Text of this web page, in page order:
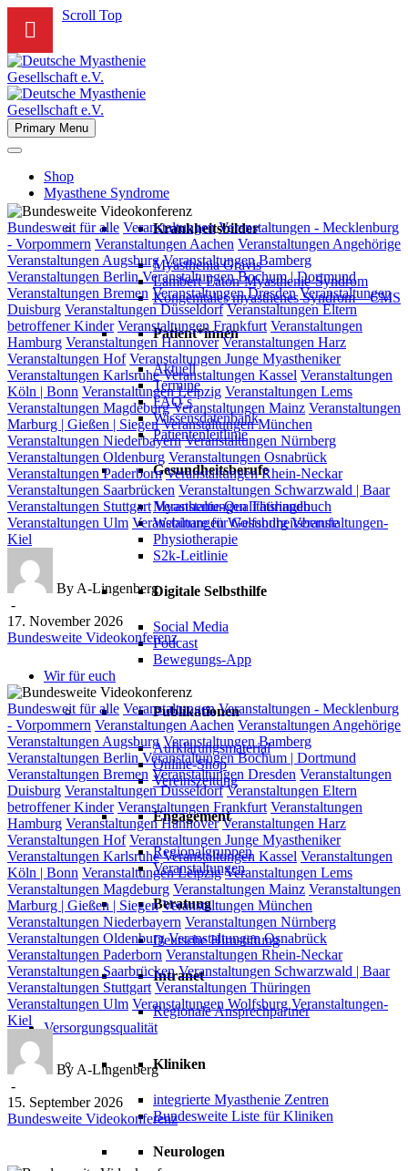
Scroll Top
Primary Menu
Shop
Myasthene Syndrome
Krankheitsbilder
Myasthenia Gravis
Lambert-Eaton-Myasthenie-Syndrom
Kongenitales myasthenes Syndrom – CMS
Patient*innen
Aktuell
Termine
FAQ´s
Wissensdatenbank
Patientenleitlinie
Gesundheitsberufe
Myasthenie-Qualitätshandbuch
Webinare für Gesundheitsberufe
Physiotherapie
S2k-Leitlinie
Digitale Selbsthilfe
Social Media
Podcast
Bewegungs-App
Wir für euch
Publikationen
Aufklärungsmaterial
Online-Shop
Vereinszeitung
Engagement
Regionalgruppen
Veranstaltungen
Beratung
Deutsche Hirnstiftung
Intranet
Regionale Ansprechpartner
Versorgungsqualität
Kliniken
integrierte Myasthenie Zentren
Bundesweite Liste für Kliniken
Neurologen
Bundesweite
Videokonferenz
Bundesweit für alle Veranstaltungen Veranstaltungen - Mecklenburg
- Vorpommern Veranstaltungen Aachen Veranstaltungen Angehörige
Veranstaltungen Augsburg Veranstaltungen Bamberg
Veranstaltungen Berlin Veranstaltungen Bochum | Dortmund
Veranstaltungen Bremen Veranstaltungen Dresden Veranstaltungen
Duisburg Veranstaltungen Düsseldorf Veranstaltungen Eltern
betroffener Kinder Veranstaltungen Frankfurt Veranstaltungen
Hamburg Veranstaltungen Hannover Veranstaltungen Harz
Veranstaltungen Hof Veranstaltungen Junge Myastheniker
Veranstaltungen Karlsruhe Veranstaltungen Kassel Veranstaltungen
Köln | Bonn Veranstaltungen Leipzig Veranstaltungen Lems
Veranstaltungen Magdeburg Veranstaltungen Mainz Veranstaltungen
Marburg | Gießen | Siegen Veranstaltungen München
Veranstaltungen Niederbayern Veranstaltungen Nürnberg
Veranstaltungen Oldenburg Veranstaltungen Osnabrück
Veranstaltungen Paderborn Veranstaltungen Rhein-Neckar
Veranstaltungen Saarbrücken Veranstaltungen Schwarzwald | Baar
Veranstaltungen Stuttgart Veranstaltungen Thüringen
Veranstaltungen Ulm Veranstaltungen Wolfsburg Veranstaltungen-
Kiel
By A-Lingenberg
-
17. November 2026
Bundesweite Videokonferenz
Bundesweite
Videokonferenz
Bundesweit für alle Veranstaltungen Veranstaltungen - Mecklenburg
- Vorpommern Veranstaltungen Aachen Veranstaltungen Angehörige
Veranstaltungen Augsburg Veranstaltungen Bamberg
Veranstaltungen Berlin Veranstaltungen Bochum | Dortmund
Veranstaltungen Bremen Veranstaltungen Dresden Veranstaltungen
Duisburg Veranstaltungen Düsseldorf Veranstaltungen Eltern
betroffener Kinder Veranstaltungen Frankfurt Veranstaltungen
Hamburg Veranstaltungen Hannover Veranstaltungen Harz
Veranstaltungen Hof Veranstaltungen Junge Myastheniker
Veranstaltungen Karlsruhe Veranstaltungen Kassel Veranstaltungen
Köln | Bonn Veranstaltungen Leipzig Veranstaltungen Lems
Veranstaltungen Magdeburg Veranstaltungen Mainz Veranstaltungen
Marburg | Gießen | Siegen Veranstaltungen München
Veranstaltungen Niederbayern Veranstaltungen Nürnberg
Veranstaltungen Oldenburg Veranstaltungen Osnabrück
Veranstaltungen Paderborn Veranstaltungen Rhein-Neckar
Veranstaltungen Saarbrücken Veranstaltungen Schwarzwald | Baar
Veranstaltungen Stuttgart Veranstaltungen Thüringen
Veranstaltungen Ulm Veranstaltungen Wolfsburg Veranstaltungen-
Kiel
By A-Lingenberg
-
15. September 2026
Bundesweite Videokonferenz